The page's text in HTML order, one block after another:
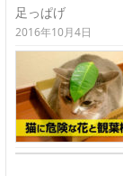
足っぱげ
2016年10月4日